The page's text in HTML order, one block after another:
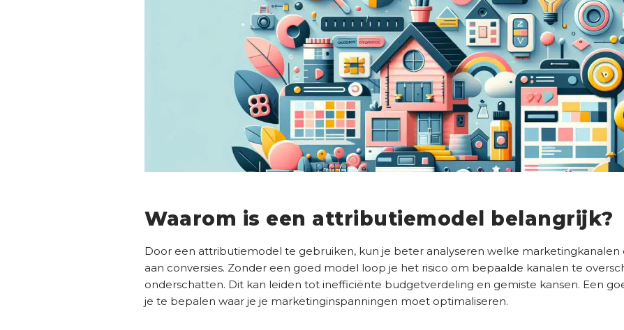
Waarom is een attributiemodel belangrijk?
Door een attributiemodel te gebruiken, kun je beter analyseren welke marketingkanalen
aan conversies. Zonder een goed model loop je het risico om bepaalde kanalen te
onderschatten. Dit kan leiden tot inefficiënte budgetverdeling en gemiste kansen. Een
je te bepalen waar je je marketinginspanningen moet optimaliseren.